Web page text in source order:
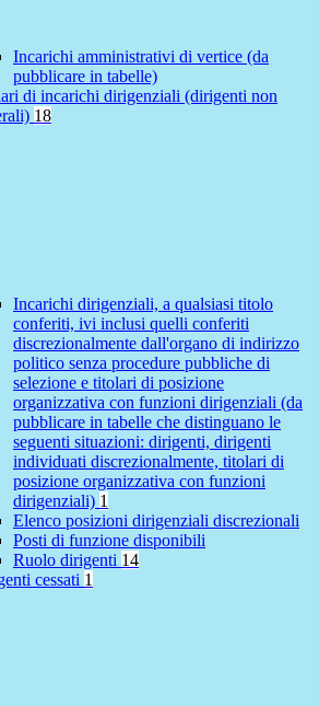
Incarichi amministrativi di vertice (da
pubblicare in tabelle)
di incarichi dirigenziali (dirigenti non
18
Incarichi dirigenziali, a qualsiasi titolo
conferiti, ivi inclusi quelli conferiti
discrezionalmente dall'organo di indirizzo
politico senza procedure pubbliche di
selezione e titolari di posizione
organizzativa con funzioni dirigenziali (da
pubblicare in tabelle che distinguano le
seguenti situazioni: dirigenti, dirigenti
individuati discrezionalmente, titolari di
posizione organizzativa con funzioni
dirigenziali) 1
Elenco posizioni dirigenziali discrezionali
Posti di funzione disponibili
Ruolo dirigenti 14
cessati 1